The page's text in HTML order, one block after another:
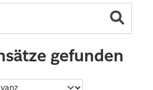
gefunden